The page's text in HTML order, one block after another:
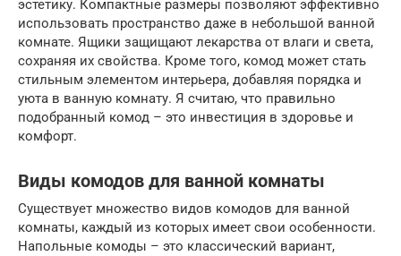
эстетику. Компактные размеры позволяют эффективно
использовать пространство даже в небольшой ванной
комнате. Ящики защищают лекарства от влаги и света,
сохраняя их свойства. Кроме того, комод может стать
стильным элементом интерьера, добавляя порядка и
уюта в ванную комнату. Я считаю, что правильно
подобранный комод – это инвестиция в здоровье и
комфорт.
Виды комодов для ванной комнаты
Существует множество видов комодов для ванной
комнаты, каждый из которых имеет свои особенности.
Напольные комоды – это классический вариант,